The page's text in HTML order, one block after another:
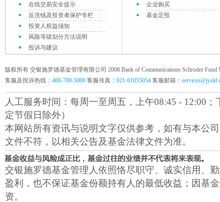
在线交易安全提示
反洗钱及投资者保护专栏
投资人权益须知
风险等级划分方法说明
投诉与建议
企业购买
基金定投
版权所有 交银施罗德基金管理有限公司 2008 Bank of Communications Schroder Fund
客服及投诉热线： 400-700-5000 客服传真： 021-61055054 客服邮箱：
人工服务时间：每周一至周五，上午08:45 - 12:00；
定节假日除外）
本网站所有资讯与说明文字仅供参考，如有与本公
文件不符，以相关公告及基金法律文件为准。
交银施罗德基金管理人依照恪尽职守、诚实信用、
盈利，也不保证基金份额持有人的最低收益；因基
资。